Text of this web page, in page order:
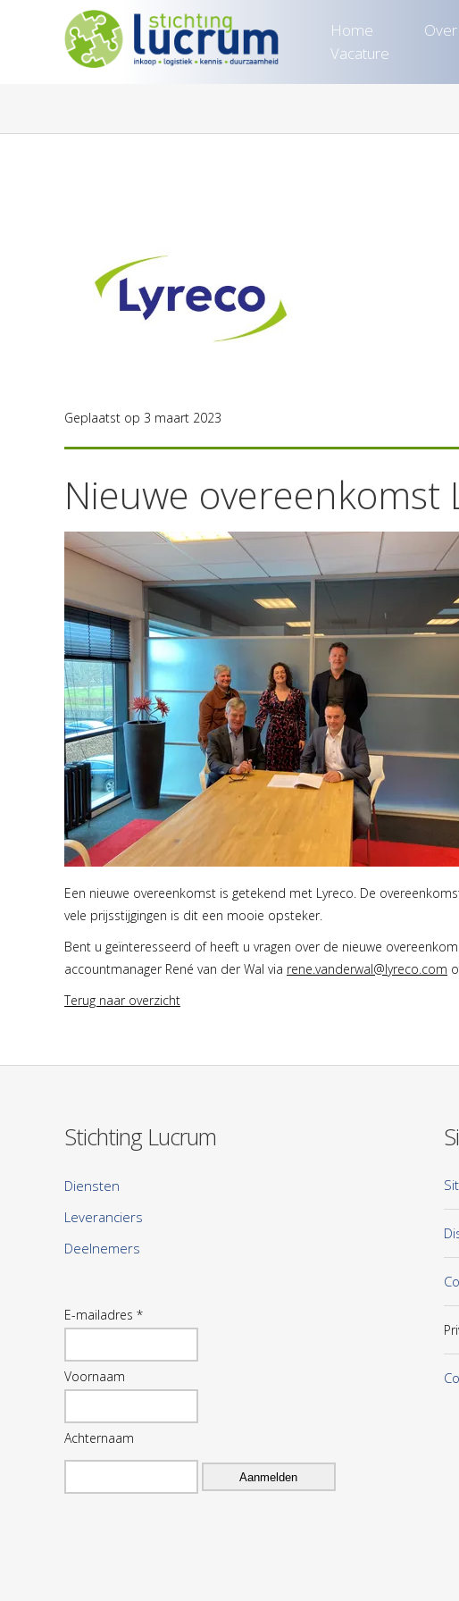
Home
Vacature
Geplaatst op 3 maart 2023
Nieuwe overeenkomst
Een nieuwe overeenkomst is getekend met Lyreco. De
vele prijsstijgingen is dit een mooie opsteker.
Bent u geïnteresseerd of heeft u vragen over de nieuwe
accountmanager René van der Wal via rene.vanderwal@lyreco.com
Terug naar overzicht
Stichting Lucrum
Diensten
Leveranciers
Deelnemers
E-mailadres *
Voornaam
Achternaam